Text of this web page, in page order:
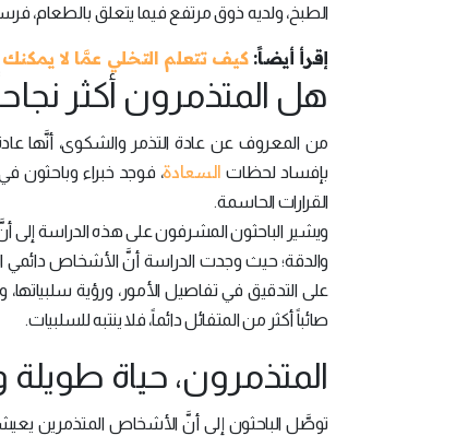
الطبخ، ولديه ذوق مرتفع فيما يتعلق بالطعام،
إقرأ أيضاً:كيف تتعلم التخلي عمَّا لا
هل المتذمرون أكثر
من المعروف عن عادة التذمر والشكوى، أنَّها
بإفساد لحظات السعادة، فوجد خبراء وباحثون
القرارات الحاسمة.
ويشير الباحثون المشرفون على هذه الدراسة إلى
والدقة؛ حيث وجدت الدراسة أنَّ الأشخاص دائمي
على التدقيق في تفاصيل الأمور، ورؤية
صائباً أكثر من المتفائل دائماً، فلا ينتبه للسلبيات.
المتذمرون، حياة
توصَّل الباحثون إلى أنَّ الأشخاص المتذمرين